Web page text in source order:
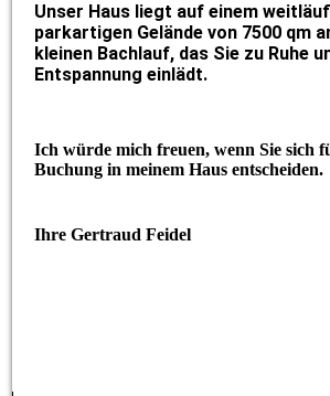
Unser Haus liegt auf einem
parkartigen Gelände von 7500 qm
kleinen Bachlauf, das Sie zu Ruhe
Entspannung einlädt.
Ich würde mich freuen, wenn Sie sich
Buchung in meinem Haus entscheiden.
Ihre Gertraud Feidel